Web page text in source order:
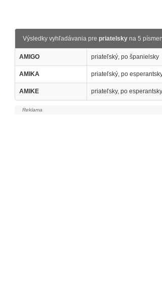
Výsledky vyhľadávania pre priatelskyna 5
AMIGO priateľský, po španielsky
AMIKA priateľský, po
AMIKE priateľsky, po esperantsky